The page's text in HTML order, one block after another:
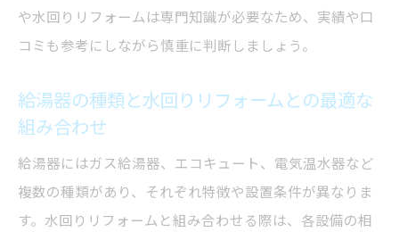
や水回りリフォームは専門知識が必要なため、実績や口
コミも参考にしながら慎重に判断しましょう。
給湯器の種類と水回りリフォームとの最適な
組み合わせ
給湯器にはガス給湯器、エコキュート、電気温水器など
複数の種類があり、それぞれ特徴や設置条件が異なりま
す。水回りリフォームと組み合わせる際は、各設備の相